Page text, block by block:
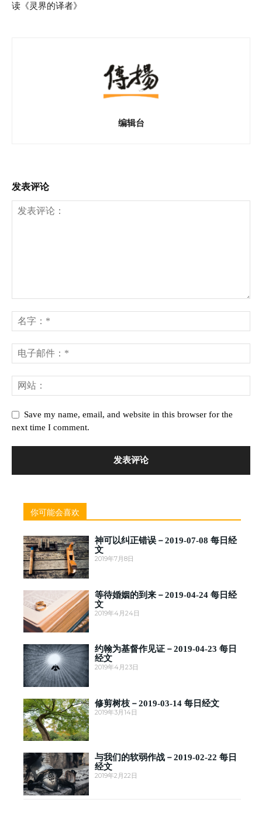
读《灵界的译者》
编辑台
发表评论
Save my name, email, and website in this browser for the
next time I comment.
你可能会喜欢
神可以纠正错误－2019-07-08 每日经
文
2019年7月8日
等待婚姻的到来－2019-04-24 每日经
文
2019年4月24日
约翰为基督作见证－2019-04-23 每日
经文
2019年4月23日
修剪树枝－2019-03-14 每日经文
2019年3月14日
与我们的软弱作战－2019-02-22 每日
经文
2019年2月22日